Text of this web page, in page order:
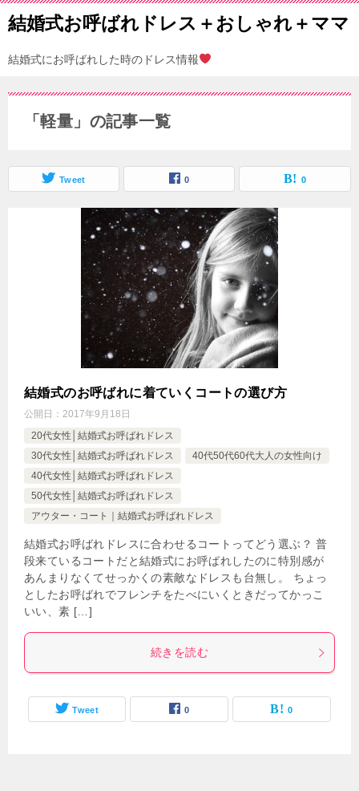
結婚式お呼ばれドレス＋おしゃれ＋ママ
結婚式にお呼ばれした時のドレス情報
「軽量」の記事一覧
Tweet 0 0
結婚式のお呼ばれに着ていくコートの選び方
公開日： 2017年9月18日
20代女性│結婚式お呼ばれドレス
30代女性│結婚式お呼ばれドレス
40代50代60代大人の女性向け
40代女性│結婚式お呼ばれドレス
50代女性│結婚式お呼ばれドレス
アウター・コート｜結婚式お呼ばれドレス
結婚式お呼ばれドレスに合わせるコートってどう選ぶ？ 普
段来ているコートだと結婚式にお呼ばれしたのに特別感が
あんまりなくてせっかくの素敵なドレスも台無し。 ちょっ
としたお呼ばれでフレンチをたべにいくときだってかっこ
いい、素 […]
続きを読む
Tweet 0 0